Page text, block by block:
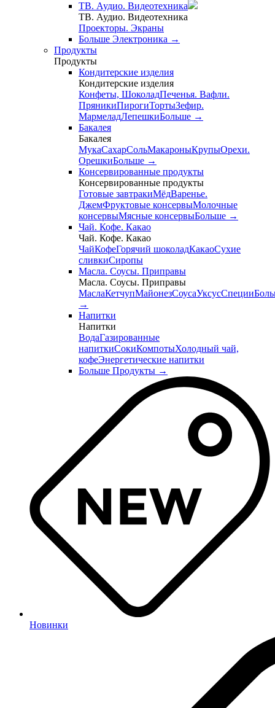
ТВ. Аудио. Видеотехника
ТВ. Аудио. Видеотехника
Проекторы. Экраны
Больше Электроника →
Продукты
Продукты
Кондитерские изделия
Кондитерские изделия
Конфеты, ШоколадПеченья. Вафли.
ПряникиПирогиТортыЗефир.
МармеладЛепешкиБольше →
Бакалея
Бакалея
МукаСахарСольМакароныКрупыОрехи.
ОрешкиБольше →
Консервированные продукты
Консервированные продукты
Готовые завтракиМёдВаренье.
ДжемФруктовые консервыМолочные
консервыМясные консервыБольше →
Чай. Кофе. Какао
Чай. Кофе. Какао
ЧайКофеГорячий шоколадКакаоСухие
сливкиСиропы
Масла. Соусы. Приправы
Масла. Соусы. Приправы
МаслаКетчупМайонезСоусаУксусСпеции
→
Напитки
Напитки
ВодаГазированные
напиткиСокиКомпотыХолодный чай,
кофеЭнергетические напитки
Больше Продукты →
Новинки